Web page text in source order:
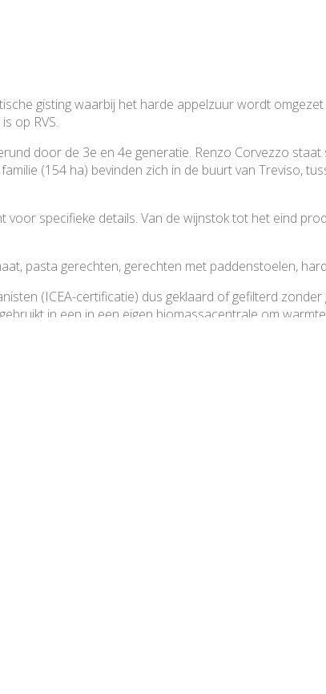
gisting waarbij het harde appelzuur wordt
op RVS.
door de 3e en 4e generatie. Renzo Corvezzo
(154 ha) bevinden zich in de buurt van Treviso,
specifieke details. Van de wijnstok tot het eind
pasta gerechten, gerechten met paddenstoelen,
(ICEA-certificatie) dus geklaard of gefilterd
in een in een eigen biomassacentrale om